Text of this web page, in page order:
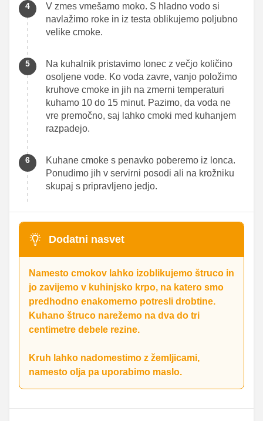
V zmes vmešamo moko. S hladno vodo si
navlažimo roke in iz testa oblikujemo poljubno
velike cmoke.
Na kuhalnik pristavimo lonec z večjo količino
osoljene vode. Ko voda zavre, vanjo položimo
kruhove cmoke in jih na zmerni temperaturi
kuhamo 10 do 15 minut. Pazimo, da voda ne
vre premočno, saj lahko cmoki med kuhanjem
razpadejo.
Kuhane cmoke s penavko poberemo iz lonca.
Ponudimo jih v servirni posodi ali na krožniku
skupaj s pripravljeno jedjo.
Dodatni nasvet
Namesto cmokov lahko izoblikujemo štruco in
jo zavijemo v kuhinjsko krpo, na katero smo
predhodno enakomerno potresli drobtine.
Kuhano štruco narežemo na dva do tri
centimetre debele rezine.
Kruh lahko nadomestimo z žemljicami,
namesto olja pa uporabimo maslo.